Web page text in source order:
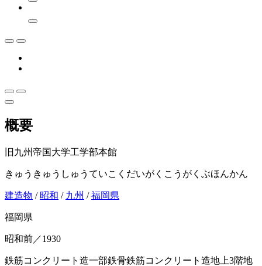
概要
旧九州帝国大学工学部本館
きゅうきゅうしゅうていこくだいがくこうがくぶほんかん
建造物 / 昭和 / 九州 /福岡県
福岡県
昭和前／1930
鉄筋コンクリート造一部鉄骨鉄筋コンクリート造地上3階地